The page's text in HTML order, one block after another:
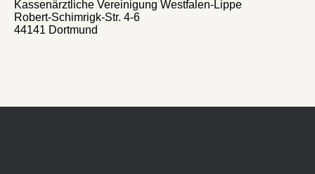
Kassenärztliche Vereinigung Westfalen-Lippe
Robert-Schimrigk-Str. 4-6
44141 Dortmund